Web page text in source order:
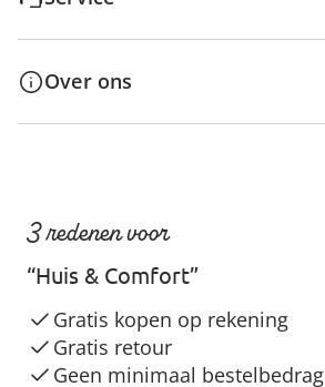
Over ons
3 redenen voor
“Huis & Comfort”
Gratis kopen op rekening
Gratis retour
Geen minimaal bestelbedrag